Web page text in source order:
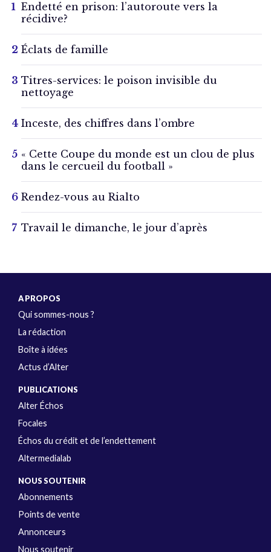
Endetté en prison: l’autoroute vers la
récidive?
Éclats de famille
Titres-services: le poison invisible du
nettoyage
Inceste, des chiffres dans l’ombre
« Cette Coupe du monde est un clou de plus
dans le cercueil du football »
Rendez-vous au Rialto
Travail le dimanche, le jour d’après
A PROPOS
Qui sommes-nous ?
La rédaction
Boîte à idées
Actus d’Alter
PUBLICATIONS
Alter Échos
Focales
Échos du crédit et de l’endettement
Altermedialab
NOUS SOUTENIR
Abonnements
Points de vente
Annonceurs
Nous soutenir